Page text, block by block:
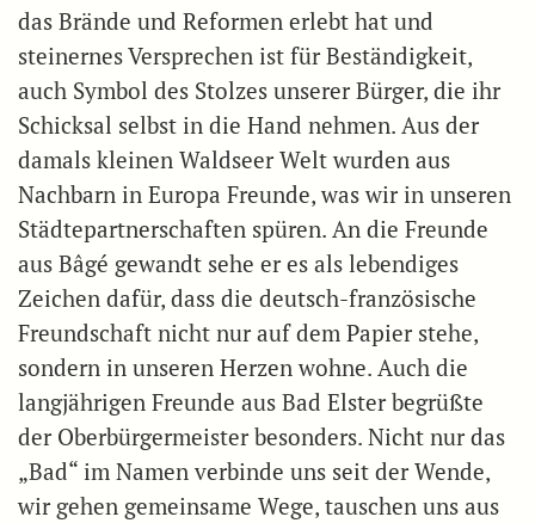
das Brände und Reformen erlebt hat und
steinernes Versprechen ist für Beständigkeit,
auch Symbol des Stolzes unserer Bürger, die ihr
Schicksal selbst in die Hand nehmen. Aus der
damals kleinen Waldseer Welt wurden aus
Nachbarn in Europa Freunde, was wir in unseren
Städtepartnerschaften spüren. An die Freunde
aus Bâgé gewandt sehe er es als lebendiges
Zeichen dafür, dass die deutsch-französische
Freundschaft nicht nur auf dem Papier stehe,
sondern in unseren Herzen wohne. Auch die
langjährigen Freunde aus Bad Elster begrüßte
der Oberbürgermeister besonders. Nicht nur das
„Bad“ im Namen verbinde uns seit der Wende,
wir gehen gemeinsame Wege, tauschen uns aus